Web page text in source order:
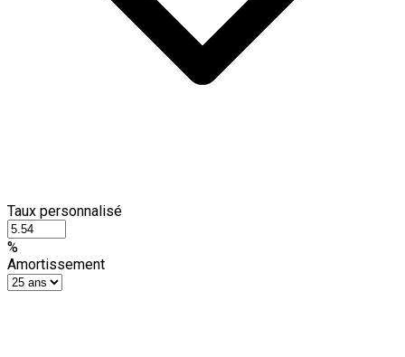
Taux personnalisé
%
Amortissement